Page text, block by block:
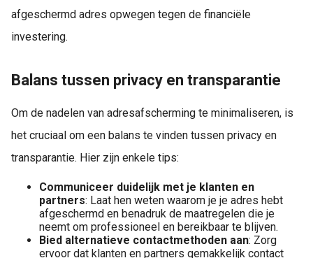
afgeschermd adres opwegen tegen de financiële
investering.
Balans tussen privacy en transparantie
Om de nadelen van adresafscherming te minimaliseren, is
het cruciaal om een balans te vinden tussen privacy en
transparantie. Hier zijn enkele tips:
Communiceer duidelijk met je klanten en
partners: Laat hen weten waarom je je adres hebt
afgeschermd en benadruk de maatregelen die je
neemt om professioneel en bereikbaar te blijven.
Bied alternatieve contactmethoden aan: Zorg
ervoor dat klanten en partners gemakkelijk contact